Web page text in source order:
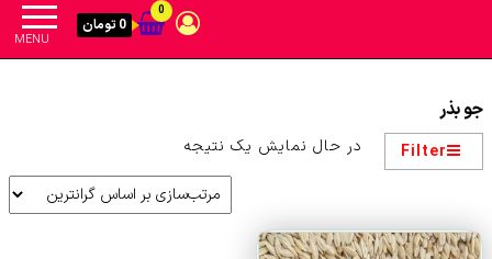
MENU
0
0 تومان
جو بذر
Filter در حال نمایش یک نتیجه